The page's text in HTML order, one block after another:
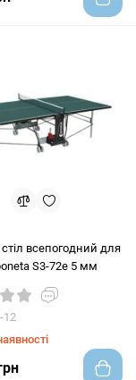
всепогодний для
S3-72e 5 мм
12